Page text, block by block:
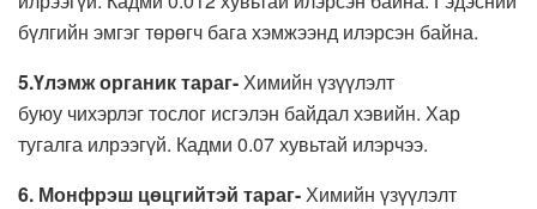
бүлгийн эмгэг төрөгч бага хэмжээнд илэрсэн байна.
5.Үлэмж органик тараг-Химийн үзүүлэлт
буюу чихэрлэг тослог исгэлэн байдал хэвийн. Хар
тугалга илрээгүй. Кадми 0.07 хувьтай илэрчээ.
6. Монфрэш цөцгийтэй тараг-Химийн үзүүлэлт